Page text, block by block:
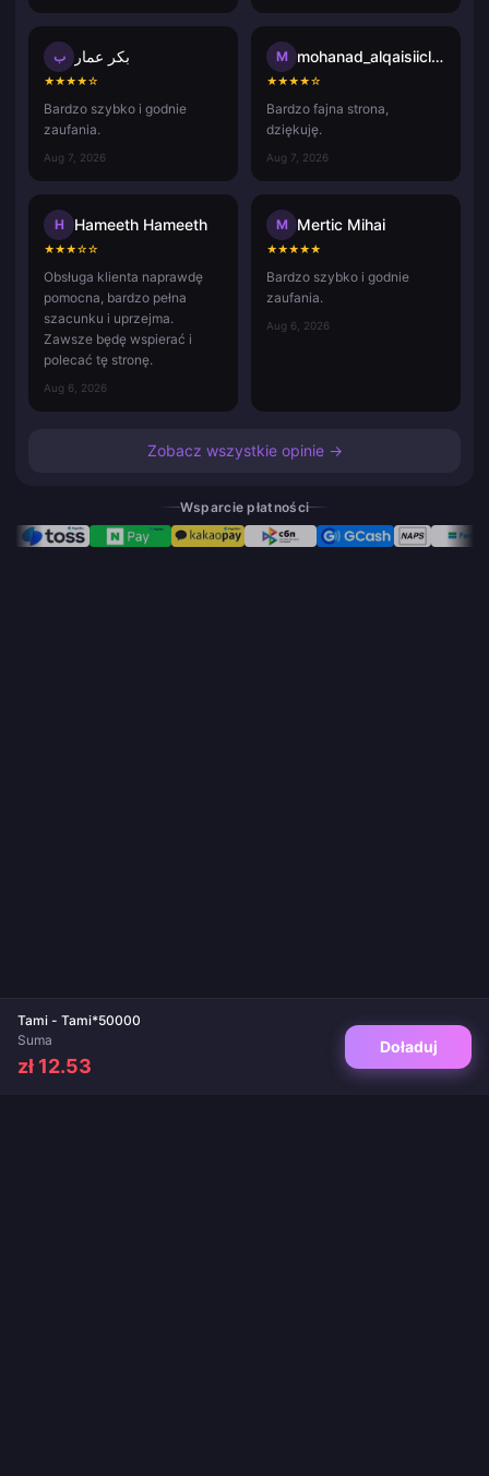
Tami - Tami*50000
Suma
zł 12.53
Doładuj
ب بكر عمار
★★★★☆
Bardzo szybko i godnie
zaufania.
Aug 7, 2026
M mohanad_alqaisiicloud.com
★★★★☆
Bardzo fajna strona,
dziękuję.
Aug 7, 2026
H Hameeth Hameeth
★★★☆☆
Obsługa klienta naprawdę
pomocna, bardzo pełna
szacunku i uprzejma.
Zawsze będę wspierać i
polecać tę stronę.
Aug 6, 2026
M Mertic Mihai
★★★★★
Bardzo szybko i godnie
zaufania.
Aug 6, 2026
Zobacz wszystkie opinie →
Wsparcie płatności